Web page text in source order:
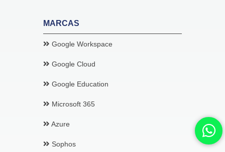
MARCAS
Google Workspace
Google Cloud
Google Education
Microsoft 365
Azure
Sophos